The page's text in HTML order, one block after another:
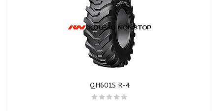
QH601S R-4